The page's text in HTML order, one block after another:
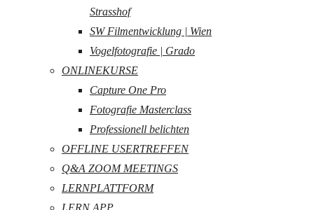
Strasshof
SW Filmentwicklung | Wien
Vogelfotografie | Grado
ONLINEKURSE
Capture One Pro
Fotografie Masterclass
Professionell belichten
OFFLINE USERTREFFEN
Q&A ZOOM MEETINGS
LERNPLATTFORM
LERN APP